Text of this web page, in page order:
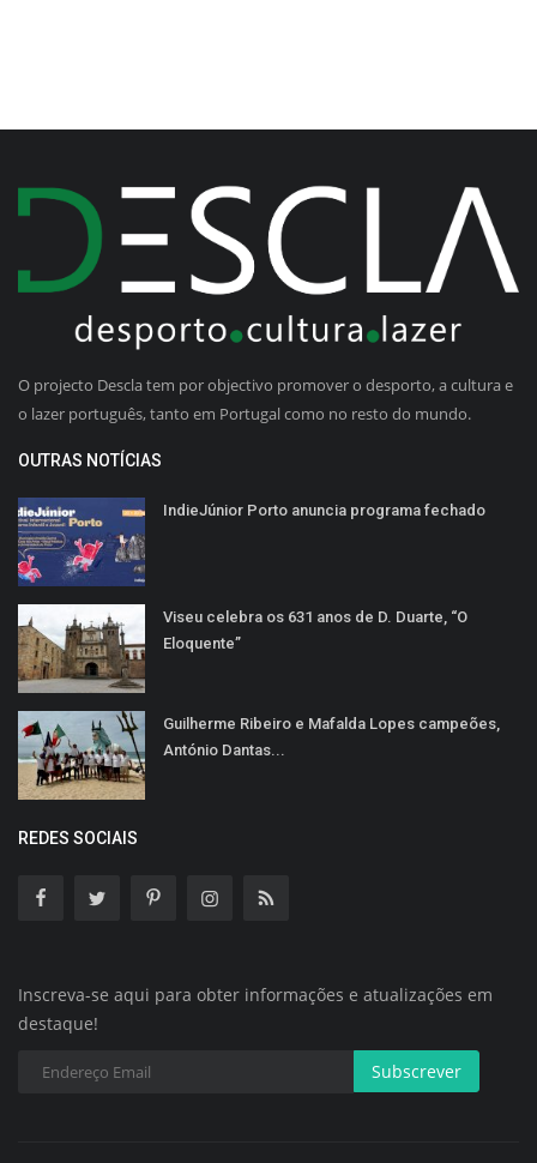
O projecto Descla tem por objectivo promover o desporto, a cultura e
o lazer português, tanto em Portugal como no resto do mundo.
OUTRAS NOTÍCIAS
IndieJúnior Porto anuncia programa fechado
Viseu celebra os 631 anos de D. Duarte, “O
Eloquente”
Guilherme Ribeiro e Mafalda Lopes campeões,
António Dantas...
REDES SOCIAIS
Inscreva-se aqui para obter informações e atualizações em
destaque!
Subscrever